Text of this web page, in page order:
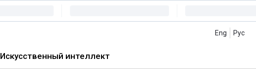
Eng Рус
Искусственный интеллект